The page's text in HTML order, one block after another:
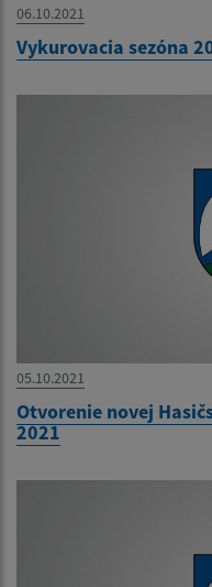
06.10.2021
Vykurovacia sezóna
05.10.2021
Otvorenie novej
2021